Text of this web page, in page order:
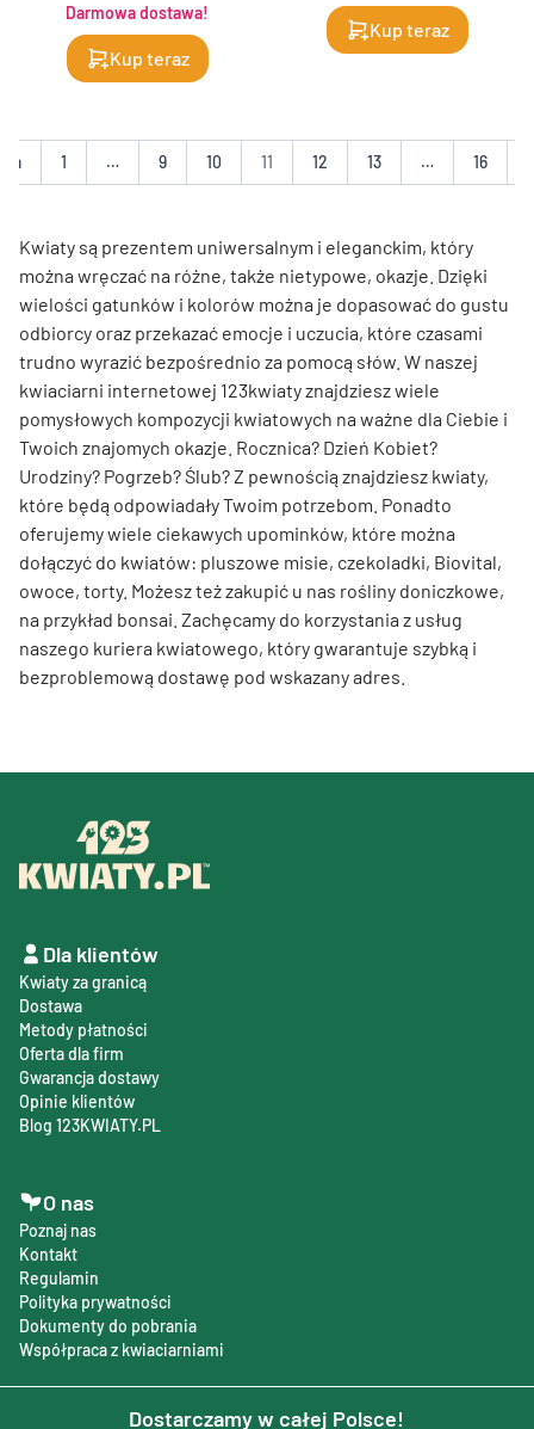
Darmowa dostawa!
Kup teraz
Kup teraz
1 … 9 10 11 12 13 … 16
Kwiaty są prezentem uniwersalnym i eleganckim, który
można wręczać na różne, także nietypowe, okazje. Dzięki
wielości gatunków i kolorów można je dopasować do gustu
odbiorcy oraz przekazać emocje i uczucia, które czasami
trudno wyrazić bezpośrednio za pomocą słów. W naszej
kwiaciarni internetowej 123kwiaty znajdziesz wiele
pomysłowych kompozycji kwiatowych na ważne dla Ciebie i
Twoich znajomych okazje. Rocznica? Dzień Kobiet?
Urodziny? Pogrzeb? Ślub? Z pewnością znajdziesz kwiaty,
które będą odpowiadały Twoim potrzebom. Ponadto
oferujemy wiele ciekawych upominków, które można
dołączyć do kwiatów: pluszowe misie, czekoladki, Biovital,
owoce, torty. Możesz też zakupić u nas rośliny doniczkowe,
na przykład bonsai. Zachęcamy do korzystania z usług
naszego kuriera kwiatowego, który gwarantuje szybką i
bezproblemową dostawę pod wskazany adres.
Dla klientów
Kwiaty za granicą
Dostawa
Metody płatności
Oferta dla firm
Gwarancja dostawy
Opinie klientów
Blog 123KWIATY.PL
O nas
Poznaj nas
Kontakt
Regulamin
Polityka prywatności
Dokumenty do pobrania
Współpraca z kwiaciarniami
Dostarczamy w całej Polsce!